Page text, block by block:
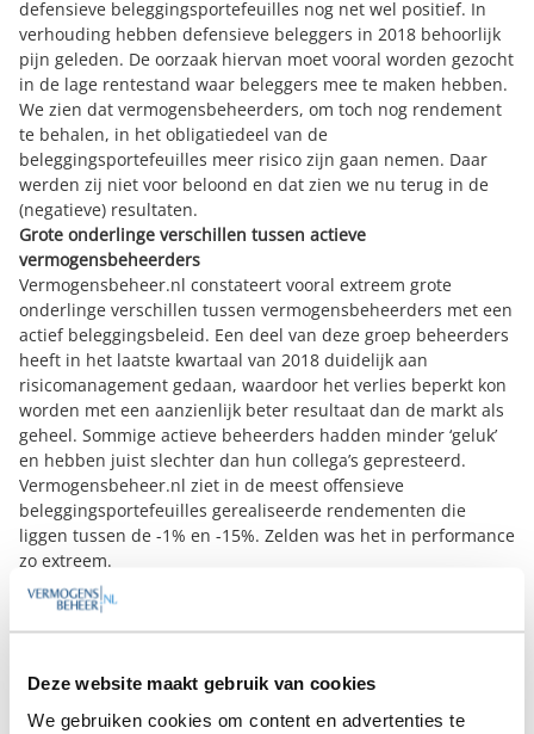
Deze website maakt gebruik van cookies
We gebruiken cookies om content en advertenties te
defensieve beleggingsportefeuilles nog net wel positief. In
verhouding hebben defensieve beleggers in 2018 behoorlijk
pijn geleden. De oorzaak hiervan moet vooral worden gezocht
in de lage rentestand waar beleggers mee te maken hebben.
We zien dat vermogensbeheerders, om toch nog rendement
te behalen, in het obligatiedeel van de
beleggingsportefeuilles meer risico zijn gaan nemen. Daar
werden zij niet voor beloond en dat zien we nu terug in de
(negatieve) resultaten.
Grote onderlinge verschillen tussen actieve
vermogensbeheerders
Vermogensbeheer.nl constateert vooral extreem grote
onderlinge verschillen tussen vermogensbeheerders met een
actief beleggingsbeleid. Een deel van deze groep beheerders
heeft in het laatste kwartaal van 2018 duidelijk aan
risicomanagement gedaan, waardoor het verlies beperkt kon
worden met een aanzienlijk beter resultaat dan de markt als
geheel. Sommige actieve beheerders hadden minder ‘geluk’
en hebben juist slechter dan hun collega’s gepresteerd.
Vermogensbeheer.nl ziet in de meest offensieve
beleggingsportefeuilles gerealiseerde rendementen die
liggen tussen de -1% en -15%. Zelden was het in performance
zo extreem.
Prognose 2019
Er zijn in 2018 verschillende factoren geweest die van invloed
waren op de behaalde rendementen van
handelsoorlog tussen USA en China, de onzekerheden rond
brexit, de overheidsshutdown in Amerika en de ontstane